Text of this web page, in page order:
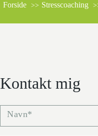
Forside Stresscoaching
Kontakt mig
Navn*